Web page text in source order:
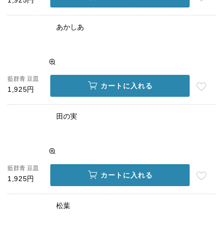
あかしあ
藍群青 豆皿
1,925円 カートに入れる
田の実
藍群青 豆皿
1,925円 カートに入れる
松葉